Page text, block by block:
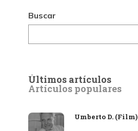
Buscar
Últimos artículos
Artículos populares
Umberto D. (Film)